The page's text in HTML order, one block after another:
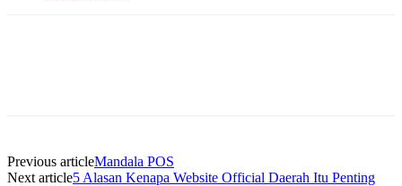
Previous articleMandala POS
Next article5 Alasan Kenapa Website Official Daerah Itu Penting